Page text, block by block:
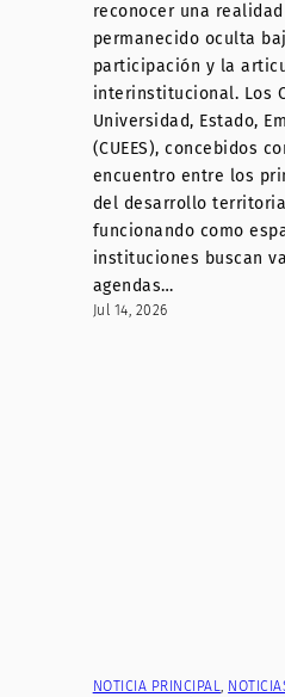
reconocer una
permanecido oculta
participación y la
interinstitucional. Los
Universidad, Estado,
(CUEES), concebidos
encuentro entre los
del desarrollo
funcionando como
instituciones buscan
agendas…
Jul 14, 2026
NOTICIA PRINCIPAL,